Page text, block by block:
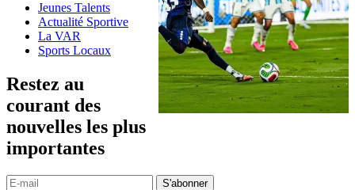
Jeunes Talents
Actualité Sportive
La VAR
Sports Locaux
Restez au
courant des
nouvelles les plus
importantes
S'abonner